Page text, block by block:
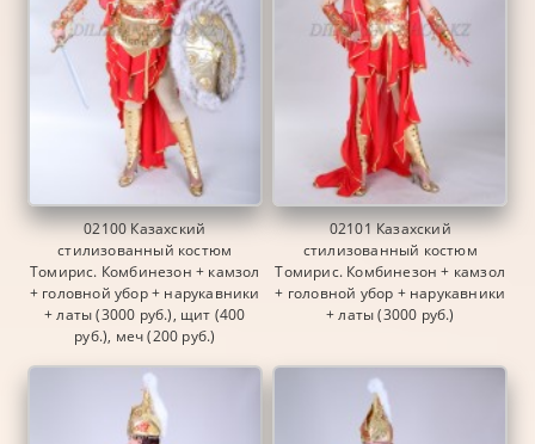
02100 Казахский
стилизованный костюм
Томирис. Комбинезон + камзол
+ головной убор + нарукавники
+ латы (3000 руб.), щит (400
руб.), меч (200 руб.)
02101 Казахский
стилизованный костюм
Томирис. Комбинезон + камзол
+ головной убор + нарукавники
+ латы (3000 руб.)